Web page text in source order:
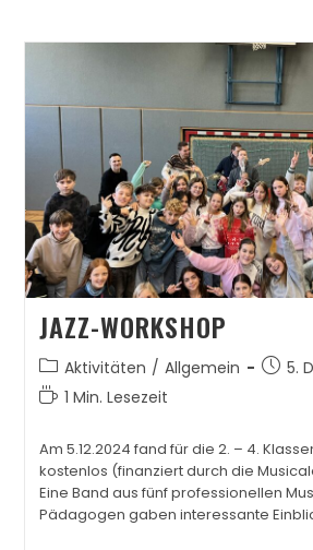
JAZZ-WORKSHOP
Aktivitäten / Allgemein
5.
1 Min. Lesezeit
Am 5.12.2024 fand für die 2. – 4.
kostenlos (finanziert durch die
Eine Band aus fünf professionellen
Pädagogen gaben interessante